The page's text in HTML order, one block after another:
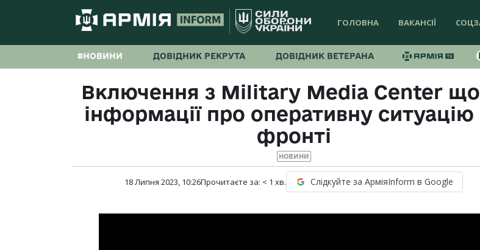
ГОЛОВНА ВАКАНСІЇ
#НОВИНИ ДОВІДНИК РЕКРУТА ДОВІДНИК ВЕТЕРАНА
Включення з Military Media Center
інформації про оперативну ситуацію
фронті
НОВИНИ
18 Липня 2023, 10:26Прочитаєте за: < 1 хв. Слідкуйте за АрміяInform в Google